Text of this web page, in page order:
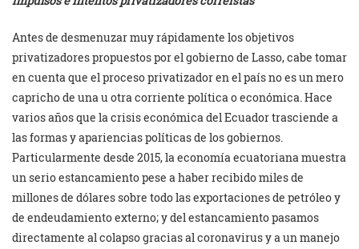
Antes de desmenuzar muy rápidamente los objetivos
privatizadores propuestos por el gobierno de Lasso, cabe tomar
en cuenta que el proceso privatizador en el país no es un mero
capricho de una u otra corriente política o económica. Hace
varios años que la crisis económica del Ecuador trasciende a
las formas y apariencias políticas de los gobiernos.
Particularmente desde 2015, la economía ecuatoriana muestra
un serio estancamiento pese a haber recibido miles de
millones de dólares sobre todo las exportaciones de petróleo y
de endeudamiento externo; y del estancamiento pasamos
directamente al colapso gracias al coronavirus y a un manejo